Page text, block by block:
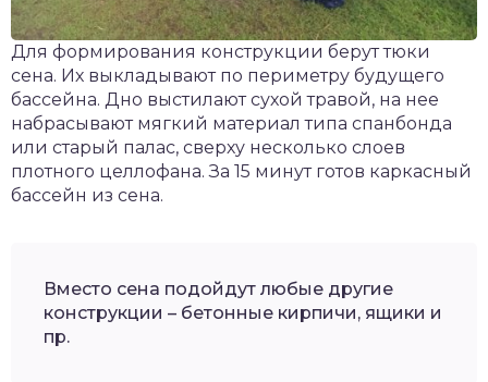
Для формирования конструкции берут тюки
сена. Их выкладывают по периметру будущего
бассейна. Дно выстилают сухой травой, на нее
набрасывают мягкий материал типа спанбонда
или старый палас, сверху несколько слоев
плотного целлофана. За 15 минут готов каркасный
бассейн из сена.
Вместо сена подойдут любые другие
конструкции – бетонные кирпичи, ящики и
пр.